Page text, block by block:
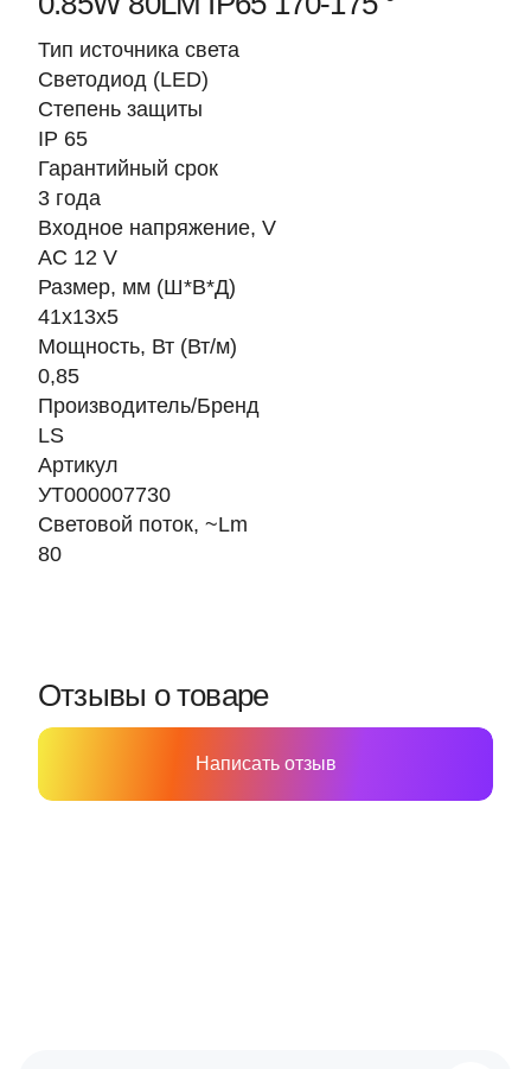
Тип источника света
Светодиод (LED)
Степень защиты
IP 65
Гарантийный срок
3 года
Входное напряжение, V
AC 12 V
Размер, мм (Ш*В*Д)
41х13х5
Мощность, Вт (Вт/м)
0,85
Производитель/Бренд
LS
Артикул
УТ000007730
Световой поток, ~Lm
80
Отзывы о товаре
Написать отзыв